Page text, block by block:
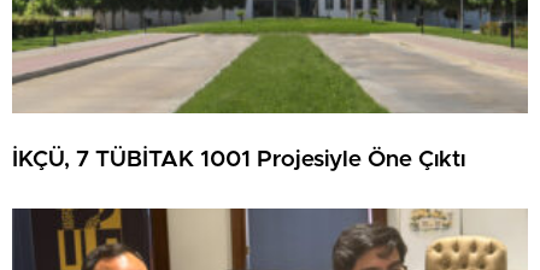
İKÇÜ, 7 TÜBİTAK 1001 Projesiyle Öne Çıktı